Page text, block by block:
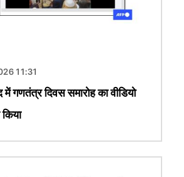
11:31
गणतंत्र दिवस समारोह का वीडियो